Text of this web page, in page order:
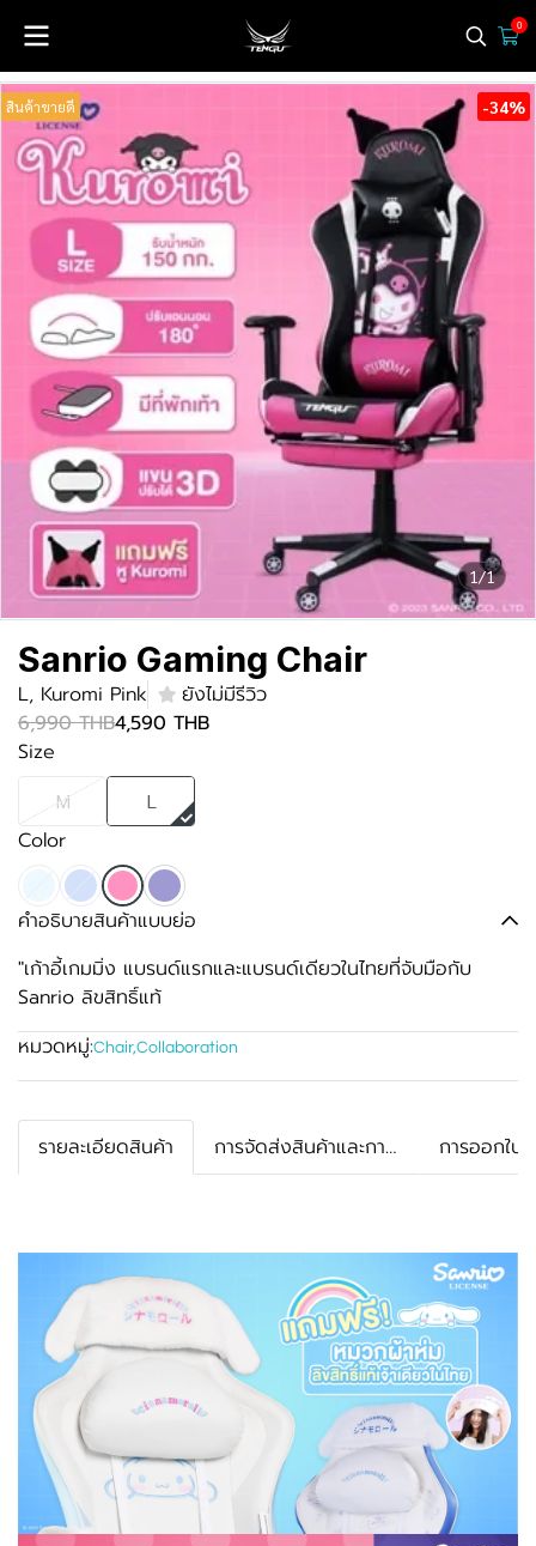
0
1/1
สินค้าขายดี -34%
Sanrio Gaming Chair
L, Kuromi Pink
ยังไม่มีรีวิว
6,990 THB4,590 THB
Size
M L
Color
คำอธิบายสินค้าแบบย่อ
"เก้าอี้เกมมิ่ง แบรนด์แรกและแบรนด์เดียวในไทยที่จับมือกับ
Sanrio ลิขสิทธิ์แท้
หมวดหมู่:Chair,Collaboration
รายละเอียดสินค้า การจัดส่งสินค้าและการรับประกัน การออกใบ